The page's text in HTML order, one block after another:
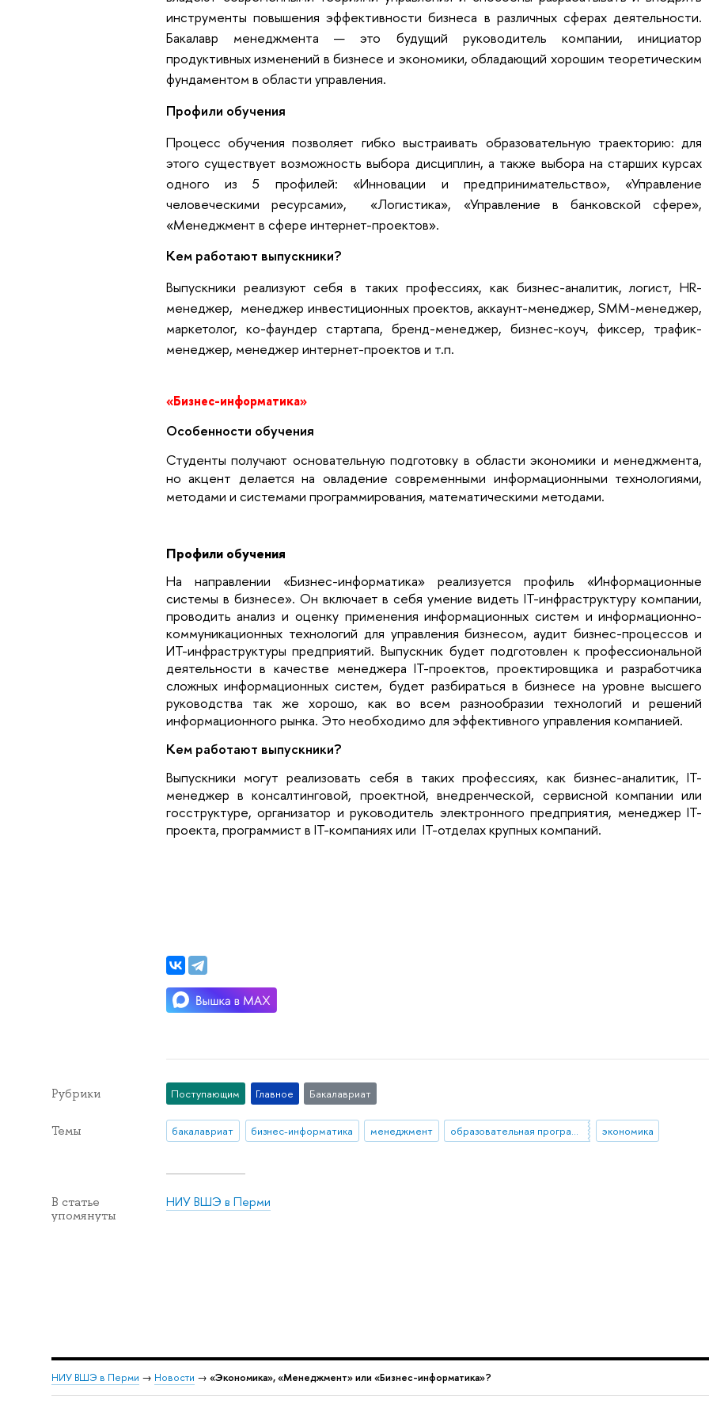
инструменты повышения эффективности бизнеса в различных сферах деятельности.
Бакалавр менеджмента — это будущий руководитель компании, инициатор
продуктивных изменений в бизнесе и экономики, обладающий хорошим теоретическим
фундаментом в области управления.
Профили обучения
Процесс обучения позволяет гибко выстраивать образовательную траекторию: для
этого существует возможность выбора дисциплин, а также выбора на старших курсах
одного из 5 профилей: «Инновации и предпринимательство», «Управление
человеческими ресурсами», «Логистика», «Управление в банковской сфере»,
«Менеджмент в сфере интернет-проектов».
Кем работают выпускники?
Выпускники реализуют себя в таких профессиях, как бизнес-аналитик, логист, HR-
менеджер, менеджер инвестиционных проектов, аккаунт-менеджер, SMM-менеджер,
маркетолог, ко-фаундер стартапа, бренд-менеджер, бизнес-коуч, фиксер, трафик-
менеджер, менеджер интернет-проектов и т.п.
«Бизнес-информатика»
Особенности обучения
Студенты получают основательную подготовку в области экономики и менеджмента,
но акцент делается на овладение современными информационными технологиями,
методами и системами программирования, математическими методами.
Профили обучения
На направлении «Бизнес-информатика» реализуется профиль «Информационные
системы в бизнесе». Он включает в себя умение видеть IT-инфраструктуру компании,
проводить анализ и оценку применения информационных систем и информационно-
коммуникационных технологий для управления бизнесом, аудит бизнес-процессов и
ИТ-инфраструктуры предприятий. Выпускник будет подготовлен к профессиональной
деятельности в качестве менеджера IT-проектов, проектировщика и разработчика
сложных информационных систем, будет разбираться в бизнесе на уровне высшего
руководства так же хорошо, как во всем разнообразии технологий и решений
информационного рынка. Это необходимо для эффективного управления компанией.
Кем работают выпускники?
Выпускники могут реализовать себя в таких профессиях, как бизнес-аналитик, IT-
менеджер в консалтинговой, проектной, внедренческой, сервисной компании или
госструктуре, организатор и руководитель электронного предприятия, менеджер IT-
проекта, программист в IT-компаниях или IT-отделах крупных компаний.
Рубрики Поступающим Главное Бакалавриат
Темы бакалавриат бизнес-информатика менеджмент экономика
В статье
упомянуты
НИУ ВШЭ в Перми
НИУ ВШЭ в Перми → Новости → «Экономика», «Менеджмент» или «Бизнес-информатика»?